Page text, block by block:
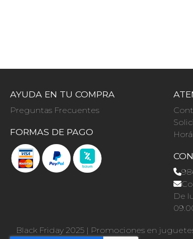
AYUDA EN TU COMPRA
Preguntas Frecuentes
FORMAS DE PAGO
De
Black Friday 2025 | Promociones en